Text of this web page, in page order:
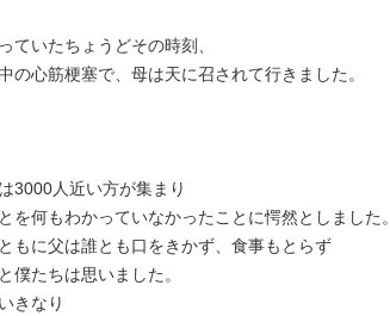
ていたちょうどその時刻、
の心筋梗塞で、母は天に召されて行きました。
3000人近い方が集まり
を何もわかっていなかったことに愕然としました。
もに父は誰とも口をきかず、食事もとらず
僕たちは思いました。
きなり